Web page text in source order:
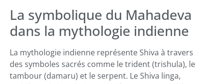
La symbolique du Mahadeva
dans la mythologie indienne
La mythologie indienne représente Shiva à travers
des symboles sacrés comme le trident (trishula), le
tambour (damaru) et le serpent. Le Shiva linga,